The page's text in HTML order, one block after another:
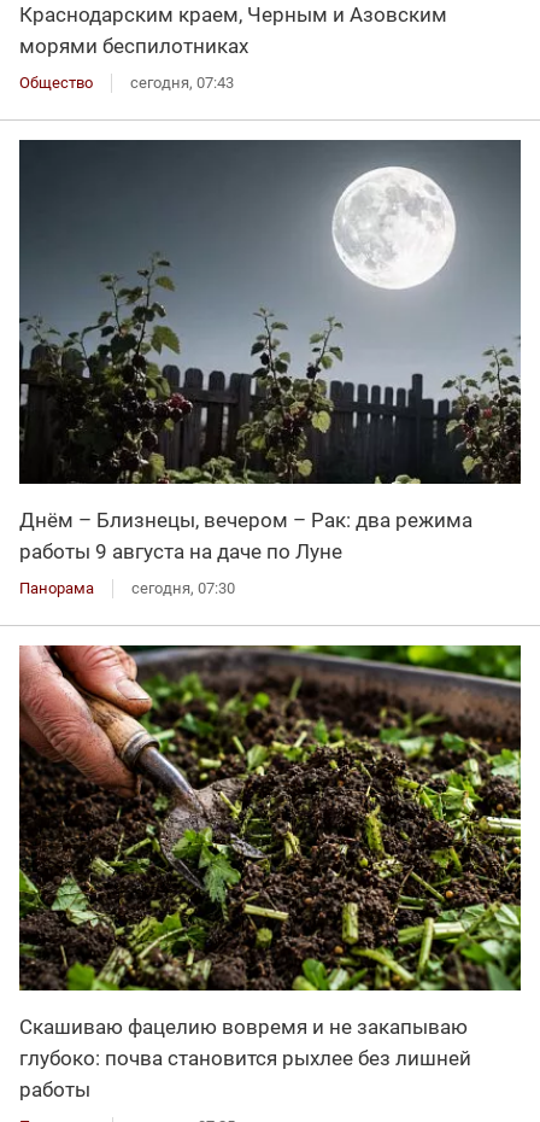
Краснодарским краем, Черным и Азовским
морями беспилотниках
Общество сегодня, 07:43
Днём – Близнецы, вечером – Рак: два режима
работы 9 августа на даче по Луне
Панорама сегодня, 07:30
Скашиваю фацелию вовремя и не закапываю
глубоко: почва становится рыхлее без лишней
работы